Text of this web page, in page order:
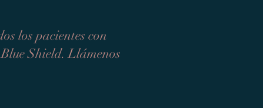
los pacientes con
Shield. Llámenos